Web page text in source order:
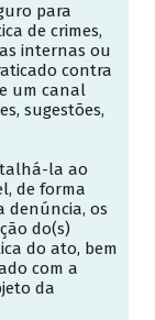
para
de crimes,
internas ou
contra
um canal
sugestões,
la ao
de forma
denúncia, os
do(s)
do ato, bem
com a
da